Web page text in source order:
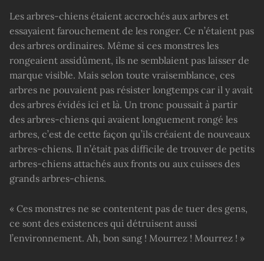
Les arbres-chiens étaient accrochés aux arbres et
essayaient farouchement de les ronger. Ce n’étaient pas
des arbres ordinaires. Même si ces monstres les
rongeaient assidûment, ils ne semblaient pas laisser de
marque visible. Mais selon toute vraisemblance, ces
arbres ne pouvaient pas résister longtemps car il y avait
des arbres évidés ici et là. Un tronc poussait à partir
des arbres-chiens qui avaient longuement rongé les
arbres, c’est de cette façon qu’ils créaient de nouveaux
arbres-chiens. Il n’était pas difficile de trouver de petits
arbres-chiens attachés aux fronts ou aux cuisses des
grands arbres-chiens.
« Ces monstres ne se contentent pas de tuer des gens,
ce sont des existences qui détruisent aussi
l’environnement. Ah, bon sang ! Mourrez ! Mourrez ! »